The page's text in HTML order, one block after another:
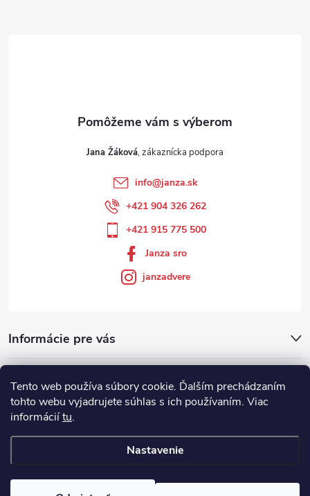
Tento web používa súbory cookie. Ďalším prechádzaním
tohto webu vyjadrujete súhlas s ich používaním. Viac
informáciítu.
Nastavenie
Informácie pre vás
Jana Žáková
info@janza.sk
+421 904 326 262
+421 915 775 500
Janza sro
janzadvere
Showroom
. Všetky práva vyhradené.